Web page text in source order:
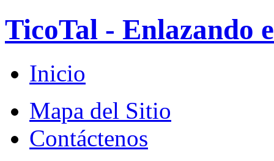
TicoTal - Enlazando
Inicio
Mapa del Sitio
Contáctenos